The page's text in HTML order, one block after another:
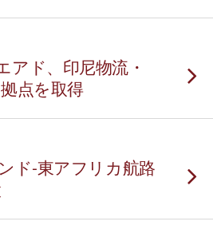
アド、印尼物流・
点を取得
ド-東アフリカ航路